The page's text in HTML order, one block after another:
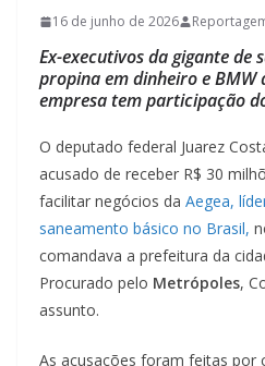
16 de junho de 2026
Ex-executivos da gigante de
propina em dinheiro e BMW
empresa tem participação
O deputado federal Juarez
acusado de receber R$ 30
facilitar negócios da Aegea,
saneamento básico no Brasil,
comandava a prefeitura da
Procurado pelo Metrópoles,
assunto.
As acusações foram feitas por